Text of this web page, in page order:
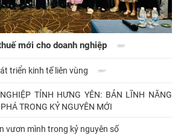
mới cho doanh nghiệp
triển kinh tế liên vùng
TỈNH HƯNG YÊN: BẢN LĨNH NĂNG
TRONG KỶ NGUYÊN MỚI
vươn mình trong kỷ nguyên số